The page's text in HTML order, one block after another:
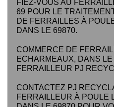
FIEZ-VOUS AU
69 POUR LE
DE FERRAILLES À
DANS LE 69870.
COMMERCE DE
ECHARMEAUX, DANS
FERRAILLEUR PJ
CONTACTEZ PJ
FERRAILLEUR À POULE